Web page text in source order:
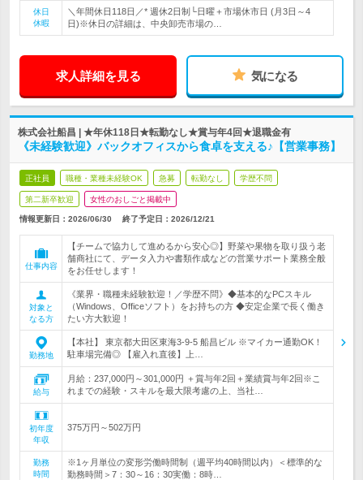
休日
休暇
＼年間休日118日／* 週休2日制└日曜＋市場休市日 (月3日～4
日)※休日の詳細は、中央卸売市場の…
求人詳細を見る 気になる
株式会社船昌 | ★年休118日★転勤なし★賞与年4回★退職金有
《未経験歓迎》バックオフィスから食卓を支える♪【営業事務】
正社員 職種・業種未経験OK 急募 転勤なし 学歴不問
第二新卒歓迎 女性のおしごと掲載中
情報更新日：2026/06/30 終了予定日： 2026/12/21
仕事内容
【チームで協力して進めるから安心◎】野菜や果物を取り扱う老
舗商社にて、データ入力や書類作成などの営業サポート業務全般
をお任せします！
対象と
なる方
《業界・職種未経験歓迎！／学歴不問》◆基本的なPCスキル
（Windows、Officeソフト）をお持ちの方 ◆安定企業で長く働き
たい方大歓迎！
勤務地
【本社】 東京都大田区東海3-9-5 船昌ビル ※マイカー通勤OK！
駐車場完備◎ 【雇入れ直後】上…
給与
月給：237,000円～301,000円 ＋賞与年2回＋業績賞与年2回※こ
れまでの経験・スキルを最大限考慮の上、当社…
初年度
年収
375万円～502万円
勤務
時間
※1ヶ月単位の変形労働時間制（週平均40時間以内）＜標準的な
勤務時間＞7：30～16：30実働：8時…